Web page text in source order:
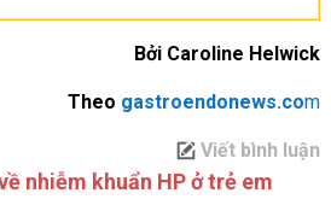
Bởi Caroline Helwick
Theo gastroendonews.com
Viết bình luận
nhiễm khuẩn HP ở trẻ em